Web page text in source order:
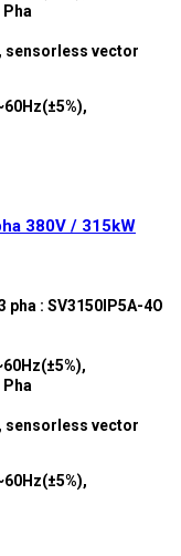
Pha
sensorless vector
380V / 315kW
pha : SV3150IP5A-4O
Pha
sensorless vector